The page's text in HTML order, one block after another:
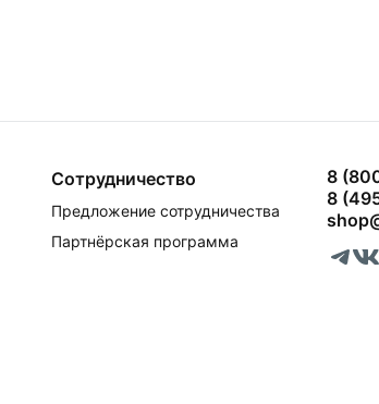
Сотрудничество
Предложение сотрудничества
Партнёрская программа
8
8